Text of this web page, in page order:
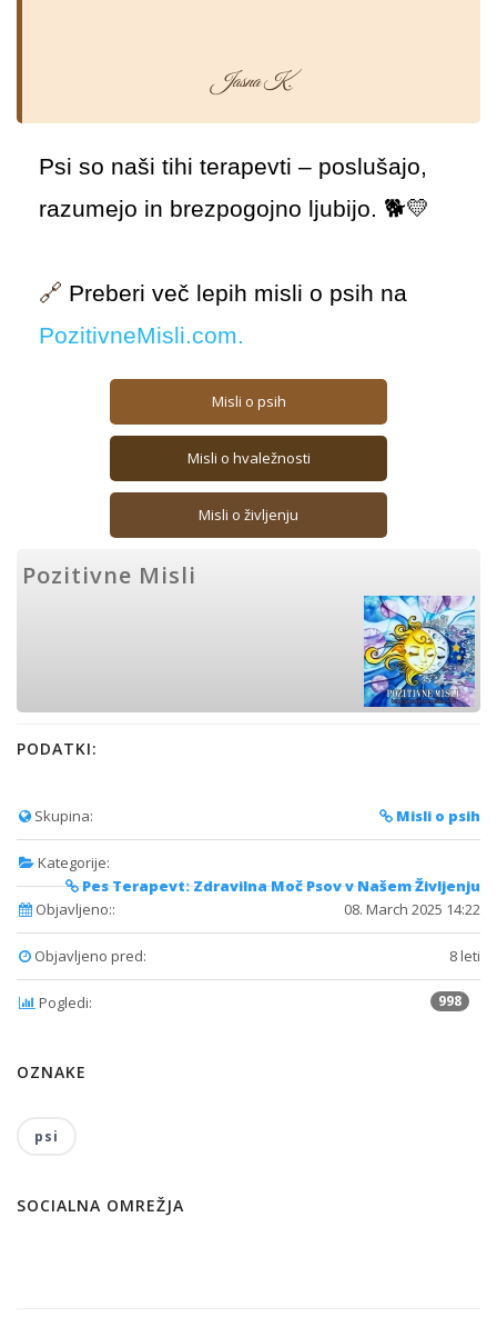
Jasna K.
Psi so naši tihi terapevti – poslušajo,
razumejo in brezpogojno ljubijo. 🐕💛
🔗 Preberi več lepih misli o psih na
PozitivneMisli.com.
Misli o psih
Misli o hvaležnosti
Misli o življenju
Pozitivne Misli
PODATKI:
Skupina: Misli o psih
Kategorije:
Pes Terapevt: Zdravilna Moč Psov v Našem Življenju
Objavljeno::
08. March 2025 14:22
Objavljeno pred: 8 leti
Pogledi: 998
OZNAKE
psi
SOCIALNA OMREŽJA